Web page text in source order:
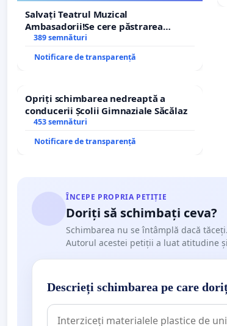
Salvați Teatrul Muzical
Ambasadorii!Se cere păstrarea
managerului general Mihai-Ciprian
389 semnături
Notificare de transparență
Opriți schimbarea nedreaptă a
conducerii Școlii Gimnaziale Săcălaz
453 semnături
Notificare de transparență
ÎNCEPE PROPRIA PETIȚIE
Doriți să schimbați ceva?
Schimbarea nu se întâmplă dacă tăceți.
Autorul acestei petiții a luat atitudine
Descrieți schimbarea pe care